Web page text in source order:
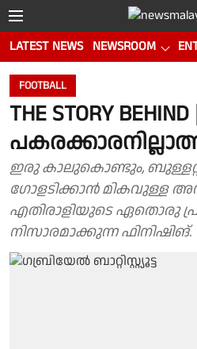
LATEST NEWS NEWSROOM
FOOTBALL
THE STORY
ഇരു കാലുകൊണ്ടും,
ഗോളടിക്കാന്‍ മികവുള്ള
എതിരാളിയുടെ ഏതൊരു
നിസാരമാക്കുന്ന ഫിനിഷിങ്.